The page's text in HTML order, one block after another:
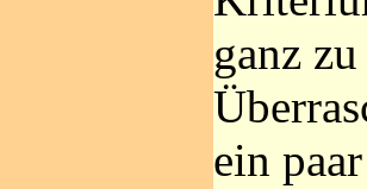
ganz
ein